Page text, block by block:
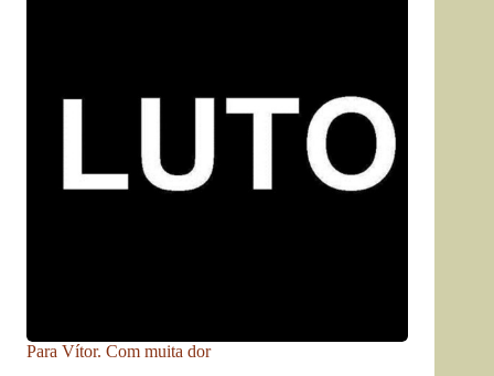
Para Vítor. Com muita dor